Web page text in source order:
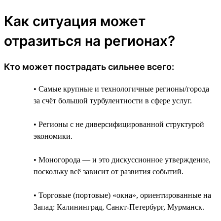
Как ситуация может
отразиться на регионах?
Кто может пострадать сильнее всего:
• Самые крупные и технологичные регионы/города
за счёт большой турбулентности в сфере услуг.
• Регионы с не диверсифицированной структурой
экономики.
• Моногорода — и это дискуссионное утверждение,
поскольку всё зависит от развития событий.
• Торговые (портовые) «окна», ориентированные на
Запад: Калининград, Санкт-Петербург, Мурманск.